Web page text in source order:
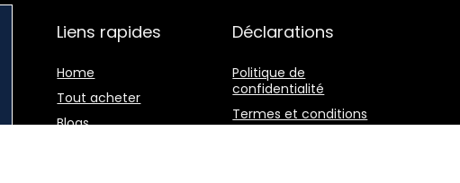
Liens rapides
Home
Tout acheter
Blogs
Déclarations
Politique de
confidentialité
Termes et conditions